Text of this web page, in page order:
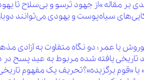
یا عمر؛ دو نگاه متفاوت به آزادی
یافته شده مربوط به عید پسح در
یا «قوم برگزیده»؟تحریف یک مفهوم